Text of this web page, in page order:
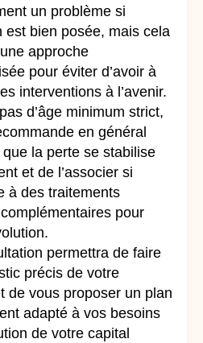
un problème si
est bien posée, mais cela
approche
pour éviter d’avoir à
interventions à l’avenir.
d’âge minimum strict,
en général
que la perte se stabilise
et de l’associer si
à des traitements
pour
permettra de faire
précis de votre
de vous proposer un plan
adapté à vos besoins
de votre capital